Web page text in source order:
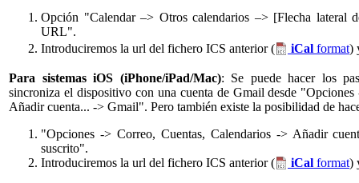
Opción "Calendar –> Otros calendarios –> [Flecha lateral
URL".
Introduciremos la url del fichero ICS anterior (
iCal format)
Para sistemas iOS (iPhone/iPad/Mac): Se puede hacer los
sincroniza el dispositivo con una cuenta de Gmail desde
Añadir cuenta... -> Gmail". Pero también existe la posibilidad de
"Opciones -> Correo, Cuentas, Calendarios -> Añadir
suscrito".
Introduciremos la url del fichero ICS anterior (
iCal format)